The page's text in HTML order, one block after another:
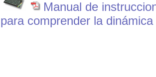
Manual de
para comprender la